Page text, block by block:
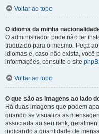
Voltar ao topo
O idioma da minha
O administrador pode não ter
traduzido para o mesmo. Peça
idiomas e, caso não exista, você
informações, consulte o site
Voltar ao topo
O que são as imagens ao lado
Há duas imagens que podem
quando se visualiza as
associada ao seu rank,
indicando a quantidade de